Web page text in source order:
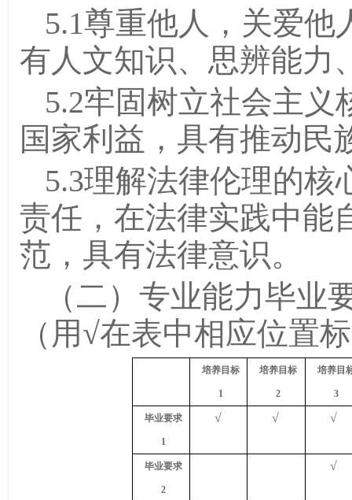
5.1尊重他人，关爱
有人文知识、思辨能力
5.2牢固树立社会主
国家利益，具有推动民
5.3理解法律伦理的
责任，在法律实践中能
范，具有法律意识。
（二）专业能力毕业
（用√在表中相应位置
培养目标
1
培养目标
2
培养目
3
毕业要求
1
√ √ √
毕业要求
2
√